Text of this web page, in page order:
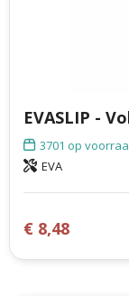
EVASLIP -
3701 op
EVA
€ 8,48